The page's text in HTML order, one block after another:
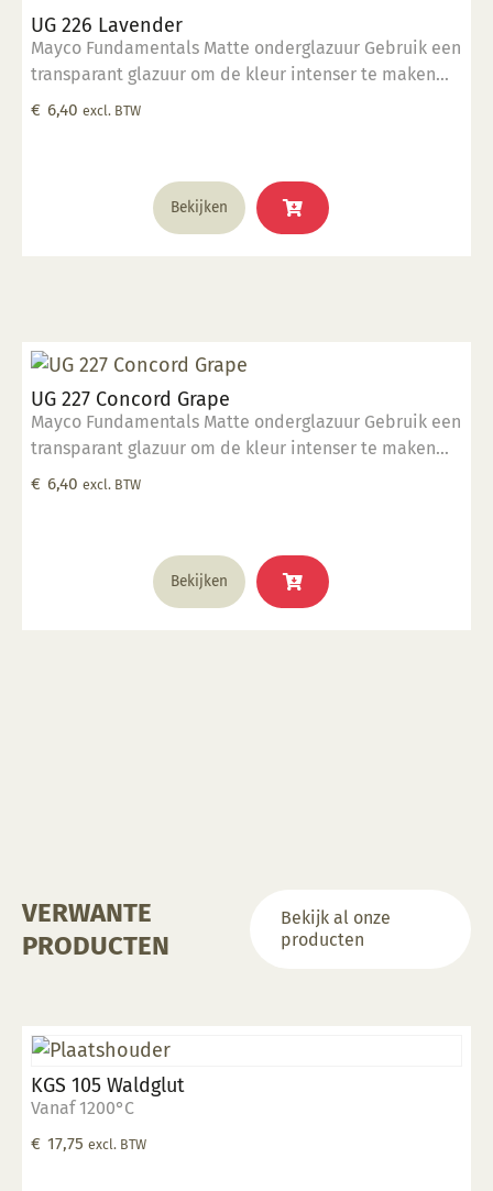
UG 226 Lavender
Mayco Fundamentals Matte onderglazuur Gebruik een
transparant glazuur om de kleur intenser te maken
Geschikt voor gebruiksgoed mits er een transparant
€ 6,40 excl. BTW
Bekijken
UG 227 Concord Grape
Mayco Fundamentals Matte onderglazuur Gebruik een
transparant glazuur om de kleur intenser te maken
Geschikt voor gebruiksgoed mits er een transparant
€ 6,40 excl. BTW
Bekijken
VERWANTE
PRODUCTEN
Bekijk al onze
producten
KGS 105 Waldglut
Vanaf 1200°C
€ 17,75 excl. BTW